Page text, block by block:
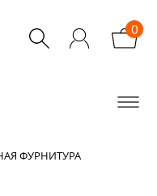
0
ФУРНИТУРА